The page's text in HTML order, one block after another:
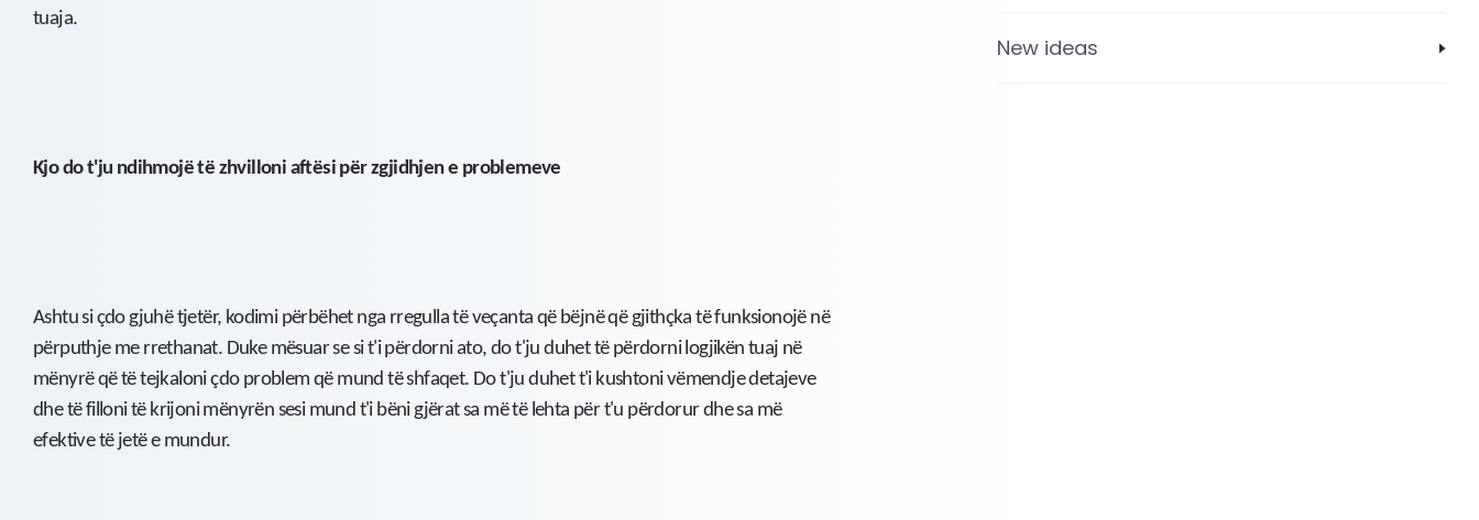
tuaja.
Kjo do t'ju ndihmojë të zhvilloni aftësi për zgjidhjen e problemeve
Ashtu si çdo gjuhë tjetër, kodimi përbëhet nga rregulla të veçanta që bëjnë që gjithçka të funksionojë në
përputhje me rrethanat. Duke mësuar se si t'i përdorni ato, do t'ju duhet të përdorni logjikën tuaj në
mënyrë që të tejkaloni çdo problem që mund të shfaqet. Do t'ju duhet t'i kushtoni vëmendje detajeve
dhe të filloni të krijoni mënyrën sesi mund t'i bëni gjërat sa më të lehta për t'u përdorur dhe sa më
efektive të jetë e mundur.
New ideas